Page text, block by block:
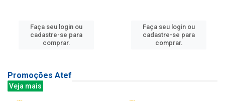
Faça seu login ou
cadastre-se para
comprar.
Faça seu login ou
cadastre-se para
comprar.
Promoções Atef
Veja mais